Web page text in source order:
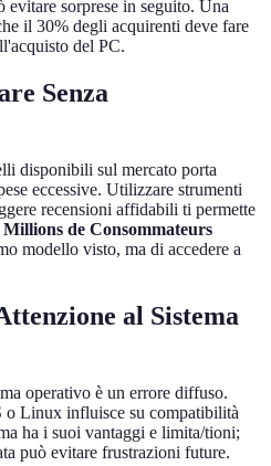
sorprese in seguito. Una
il 30% degli acquirenti deve fare
del PC.
Senza
disponibili sul mercato porta
eccessive. Utilizzare strumenti
recensioni affidabili ti permette
Millions de Consommateurs
modello visto, ma di accedere a
al Sistema
operativo è un errore diffuso.
o Linux influisce su compatibilità
ha i suoi vantaggi e limita/tioni;
può evitare frustrazioni future.